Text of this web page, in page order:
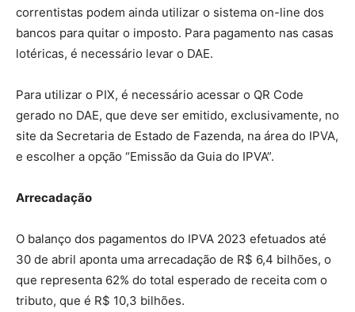
correntistas podem ainda utilizar o sistema on-line dos
bancos para quitar o imposto. Para pagamento nas casas
lotéricas, é necessário levar o DAE.
Para utilizar o PIX, é necessário acessar o QR Code
gerado no DAE, que deve ser emitido, exclusivamente, no
site da Secretaria de Estado de Fazenda, na área do IPVA,
e escolher a opção “Emissão da Guia do IPVA”.
Arrecadação
O balanço dos pagamentos do IPVA 2023 efetuados até
30 de abril aponta uma arrecadação de R$ 6,4 bilhões, o
que representa 62% do total esperado de receita com o
tributo, que é R$ 10,3 bilhões.